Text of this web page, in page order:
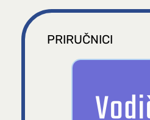
PRIRUČNICI